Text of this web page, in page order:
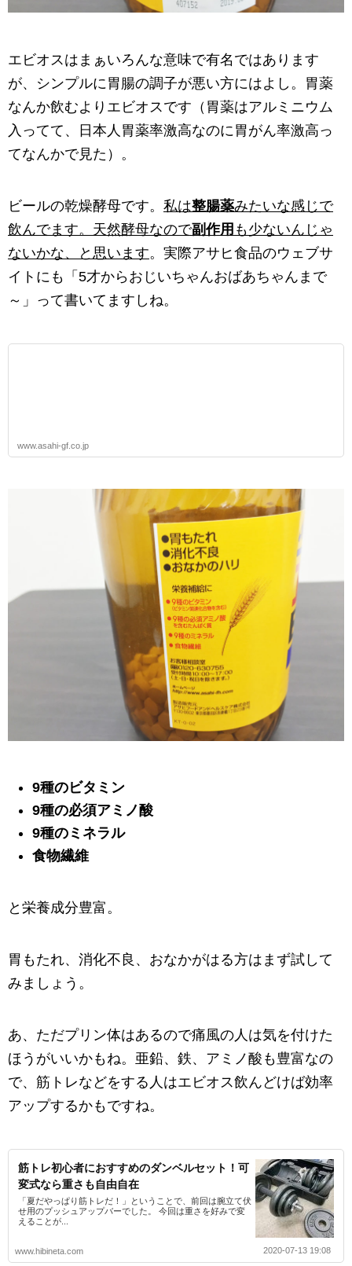
エビオスはまぁいろんな意味で有名ではあります
が、シンプルに胃腸の調子が悪い方にはよし。胃薬
なんか飲むよりエビオスです（胃薬はアルミニウム
入ってて、日本人胃薬率激高なのに胃がん率激高っ
てなんかで見た）。
ビールの乾燥酵母です。 私は整腸薬みたいな感じで
飲んでます。天然酵母なので副作用 も少ないんじゃ
ないかな、と思います。実際アサヒ食品のウェブサ
イトにも「5才からおじいちゃんおばあちゃんまで
～」って書いてますしね。
www.asahi-gf.co.jp
9種のビタミン
9種の必須アミノ酸
9種のミネラル
食物繊維
と栄養成分豊富。
胃もたれ、消化不良、おなかがはる方はまず試して
みましょう。
あ、ただプリン体はあるので痛風の人は気を付けた
ほうがいいかもね。亜鉛、鉄、アミノ酸も豊富なの
で、筋トレなどをする人はエビオス飲んどけば効率
アップするかもですね。
筋トレ初心者におすすめのダンベルセット！可
変式なら重さも自由自在
「夏だやっぱり筋トレだ！」ということで、前回は腕立て伏
せ用のプッシュアップバーでした。 今回は重さを好みで変
えることが...
www.hibineta.com 2020-07-13 19:08